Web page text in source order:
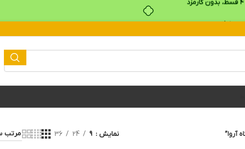
آروا” نمایش 9
24
36